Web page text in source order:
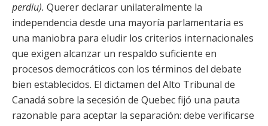
perdiu). Querer declarar unilateralmente la
independencia desde una mayoría parlamentaria es
una maniobra para eludir los criterios internacionales
que exigen alcanzar un respaldo suficiente en
procesos democráticos con los términos del debate
bien establecidos. El dictamen del Alto Tribunal de
Canadá sobre la secesión de Quebec fijó una pauta
razonable para aceptar la separación: debe verificarse